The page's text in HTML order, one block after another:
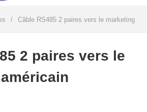
/ Câble RS485 2 paires vers le marketing
2 paires vers le